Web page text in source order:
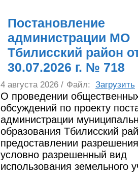
Постановление
администрации МО
Тбилисский район
30.07.2026 г. № 718
4 августа 2026 / Файл: Загрузить
О проведении
обсуждений по проекту
администрации
образования Тбилисский
предоставлении
условно разрешенный вид
использования земельного